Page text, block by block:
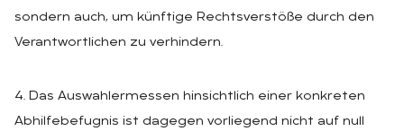
sondern auch, um künftige Rechtsverstöße durch den
Verantwortlichen zu verhindern.
4. Das Auswahlermessen hinsichtlich einer konkreten
Abhilfebefugnis ist dagegen vorliegend nicht auf null